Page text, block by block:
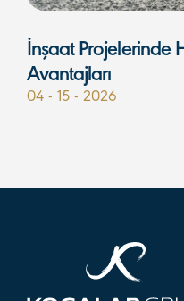
İnşaat Projelerinde
Avantajları
04 - 15 - 2026